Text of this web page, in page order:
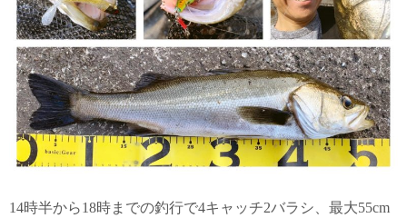
14時半から18時までの釣行で4キャッチ2バラシ、最大55cm